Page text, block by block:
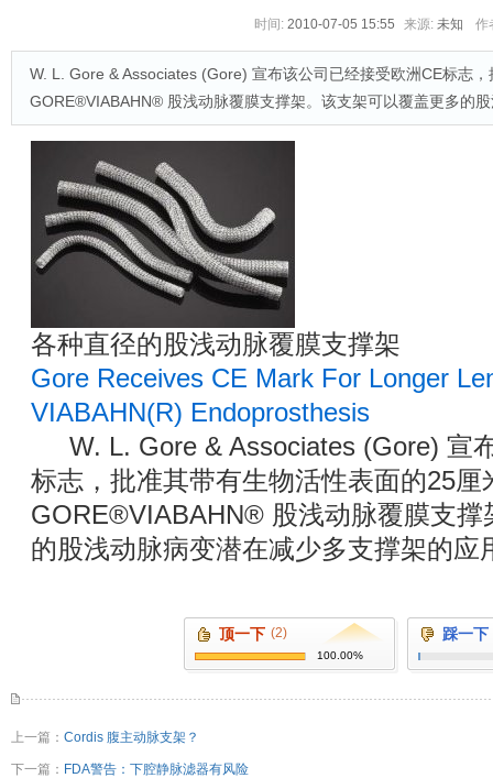
时间: 2010-07-05 15:55 来源: 未知 作
W. L. Gore & Associates (Gore) 宣布该公司已经接受欧洲CE标志
GORE®VIABAHN® 股浅动脉覆膜支撑架。该支架可以覆盖更多的
各种直径的股浅动脉覆膜支撑架
Gore Receives CE Mark For Longer
VIABAHN(R) Endoprosthesis
W. L. Gore & Associates (Gore) 宣
标志，批准其带有生物活性表面的25厘
GORE®VIABAHN® 股浅动脉覆膜支撑
的股浅动脉病变潜在减少多支撑架的应
顶一下 (2)
100.00%
踩一下
上一篇： Cordis 腹主动脉支架？
下一篇： FDA警告：下腔静脉滤器有风险